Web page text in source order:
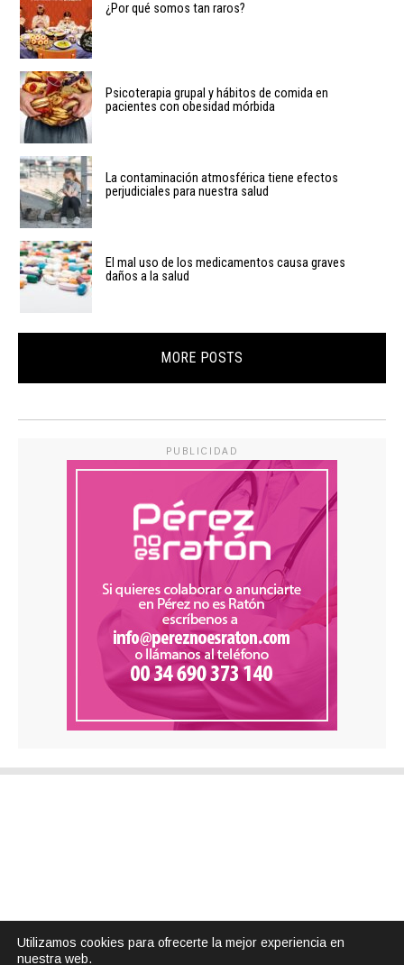
¿Por qué somos tan raros?
Psicoterapia grupal y hábitos de comida en
pacientes con obesidad mórbida
La contaminación atmosférica tiene efectos
perjudiciales para nuestra salud
El mal uso de los medicamentos causa graves
daños a la salud
MORE POSTS
PUBLICIDAD
Utilizamos cookies para ofrecerte la mejor experiencia en
nuestra web.